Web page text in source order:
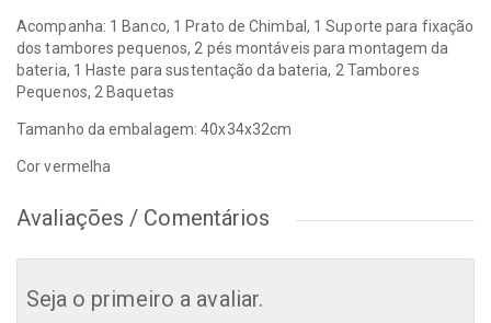
Acompanha: 1 Banco, 1 Prato de Chimbal, 1 Suporte para fixação
dos tambores pequenos, 2 pés montáveis para montagem da
bateria, 1 Haste para sustentação da bateria, 2 Tambores
Pequenos, 2 Baquetas
Tamanho da embalagem: 40x34x32cm
Cor vermelha
Avaliações / Comentários
Seja o primeiro a avaliar.